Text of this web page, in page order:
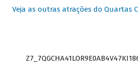
Veja as outras atrações do Quartas